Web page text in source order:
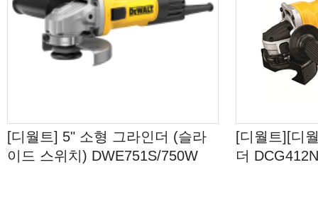
[디월트] 5" 소형 그라인더 (슬라
이드 스위치) DWE751S/750W
[디월트][디
더